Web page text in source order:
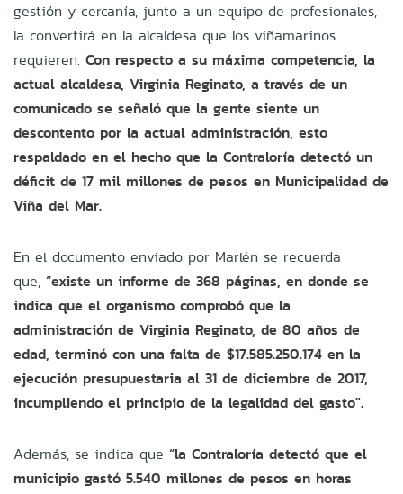
gestión y cercanía, junto a un equipo de profesionales,
la convertirá en la alcaldesa que los viñamarinos
requieren. Con respecto a su máxima competencia, la
actual alcaldesa, Virginia Reginato, a través de un
comunicado se señaló que la gente siente un
descontento por la actual administración, esto
respaldado en el hecho que la Contraloría detectó un
déficit de 17 mil millones de pesos en Municipalidad de
Viña del Mar.
En el documento enviado por Marlén se recuerda
que, “existe un informe de 368 páginas, en donde se
indica que el organismo comprobó que la
administración de Virginia Reginato, de 80 años de
edad, terminó con una falta de $17.585.250.174 en la
ejecución presupuestaria al 31 de diciembre de 2017,
incumpliendo el principio de la legalidad del gasto".
Además, se indica que “la Contraloría detectó que el
municipio gastó 5.540 millones de pesos en horas